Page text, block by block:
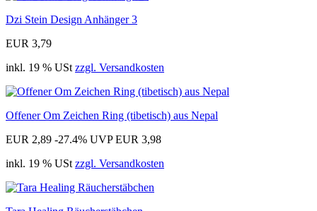
Dzi Stein Design Anhänger 3
EUR 3,79
inkl. 19 % USt zzgl. Versandkosten
Offener Om Zeichen Ring (tibetisch) aus Nepal
EUR 2,89 -27.4% UVP EUR 3,98
inkl. 19 % USt zzgl. Versandkosten